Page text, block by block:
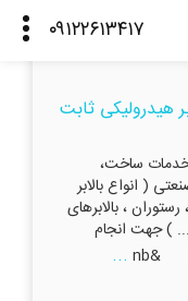
هیدرولیکی ثابت
ساخت،
( انواع بالابر
، بالابرهای
... ) جهت انجام
...